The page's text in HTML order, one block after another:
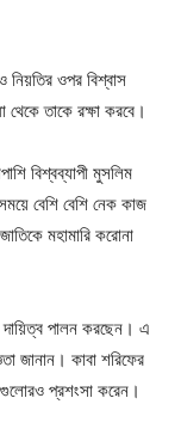
ওপর বিশ্বাস
থেকে তাকে রক্ষা করবে।
বিশ্বব্যাপী মুসলিম
বেশি বেশি নেক কাজ
মহামারি করোনা
দায়িত্ব পালন করছেন। এ
জানান। কাবা শরিফের
প্রশংসা করেন।